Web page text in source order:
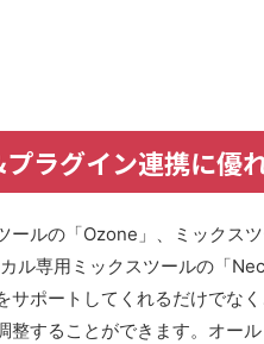
ラグイン連携に優
ールの「Ozone」、ミックス
カル専用ミックスツールの「
サポートしてくれるだけでな
整することができます。オー